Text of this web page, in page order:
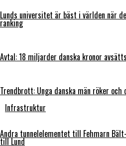
Lunds universitet är bäst i världen när
ranking
Avtal: 18 miljarder danska kronor
Trendbrott: Unga danska män röker
Infrastruktur
Andra tunnelelementet till Fehmarn
till Lund